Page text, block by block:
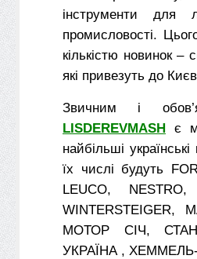
інструменти для
промисловості.
кількістю новинок –
які привезуть до
Звичним і
LISDEREVMASH є
найбільші
їх числі будуть
LEUCO,
МОТОР СІЧ,
УКРАЇНА , ХЕММЕЛЬ-